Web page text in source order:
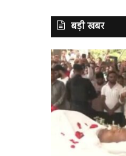
बड़ी खबर